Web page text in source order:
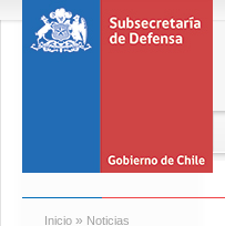
Inicio » Noticias